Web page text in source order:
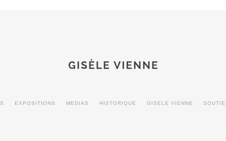
EXPOSITIONS MEDIAS HISTORIQUE GISELE VIENNE